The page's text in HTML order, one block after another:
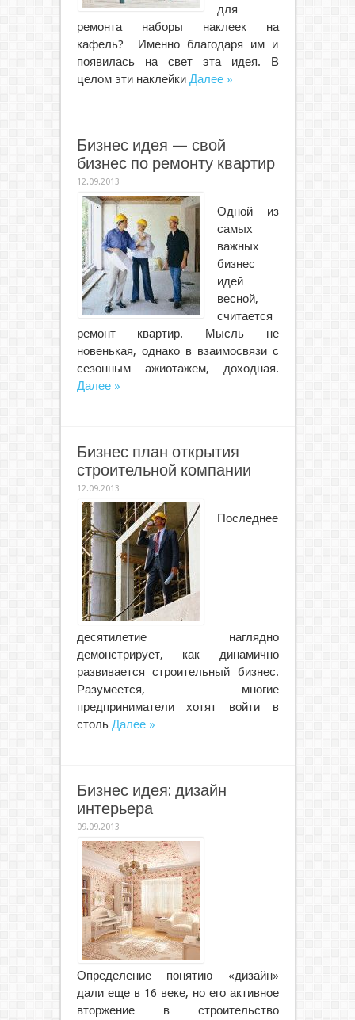
для
ремонта наборы наклеек на
кафель? Именно благодаря им и
появилась на свет эта идея. В
целом эти наклейки Далее »
Бизнес идея — свой
бизнес по ремонту квартир
12.09.2013
Одной из
самых
важных
бизнес
идей
весной,
считается
ремонт квартир. Мысль не
новенькая, однако в взаимосвязи с
сезонным ажиотажем, доходная.
Далее »
Бизнес план открытия
строительной компании
12.09.2013
Последнее
десятилетие наглядно
демонстрирует, как динамично
развивается строительный бизнес.
Разумеется, многие
предприниматели хотят войти в
столь Далее »
Бизнес идея: дизайн
интерьера
09.09.2013
Определение понятию «дизайн»
дали еще в 16 веке, но его активное
вторжение в строительство